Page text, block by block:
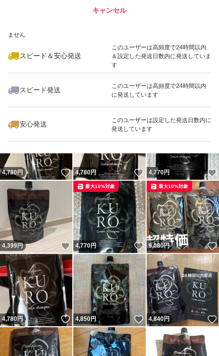
ません
スピード＆安心発送
このユーザーは高頻度で24時間以内
＆設定した発送日数内に発送していま
す
スピード発送
このユーザーは高頻度で24時間以内
に発送しています
安心発送
このユーザーは設定した発送日数内に
発送しています
キャンセル
いいね！
4,780
4,780円 いいね！
4,780円 いいね！
4,770円
4,399円 いいね！
4,770円 いいね！
最大10%対象
9,080円
最大10%対象
4,780円 いいね！
4,850円 いいね！
4,840円